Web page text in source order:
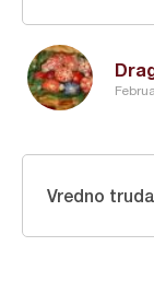
Vredno